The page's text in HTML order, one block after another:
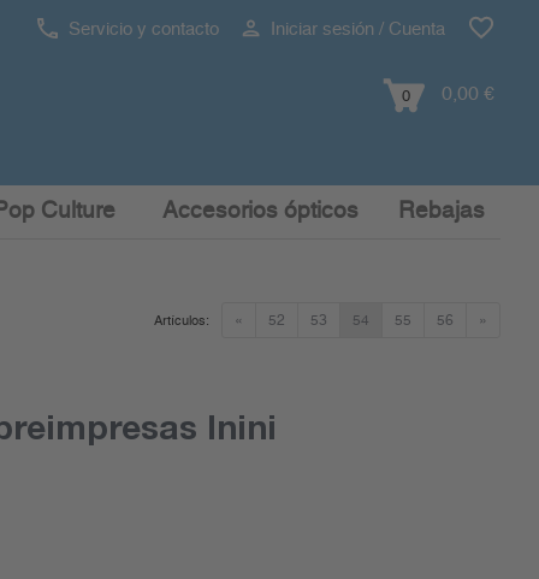
Servicio y contacto Iniciar sesión / Cuenta
0 0,00 €
Culture Accesorios ópticos Rebajas
« 52 53 54 55 56 »
Artículos:
Inini